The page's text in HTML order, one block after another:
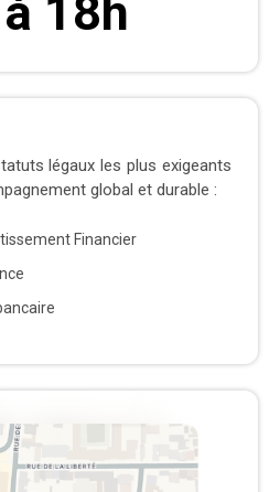
18h
légaux les plus exigeants
global et durable :
Financier